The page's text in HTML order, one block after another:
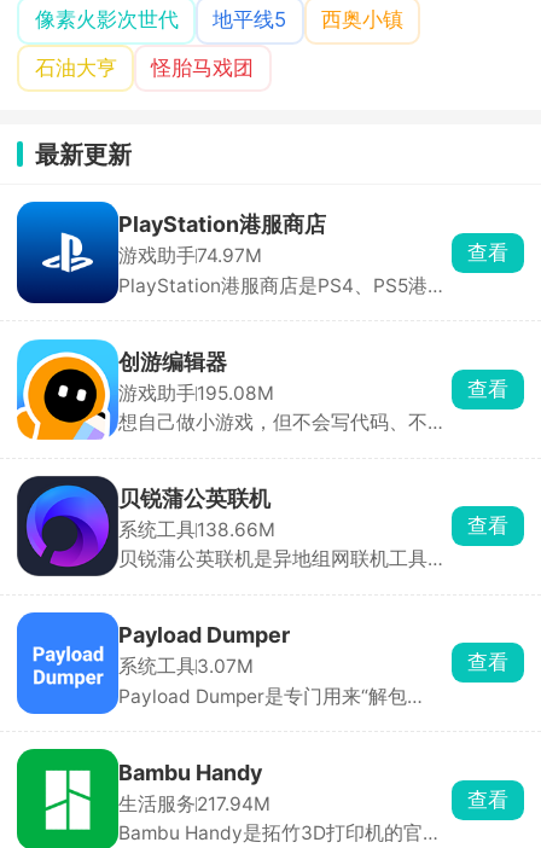
像素火影次世代 地平线5
西奥小镇
石油大亨
怪胎马戏团
最新更新
PlayStation港服商店
游戏助手74.97M
PlayStation港服商店是PS4、PS5港服
装，主机硬盘满了也能在手机上删旧游
戏腾空间，不用挨个在主机操作整理。
港服经常有大折扣、限时喜加一、PS
会员免费游戏，APP 会直接弹窗提醒，
查看
创游编辑器
游戏助手195.08M
想自己做小游戏，但不会写代码、不会
新手照着模板改一改，十几分钟就能做
出一张可玩的关卡。做完作品一键发布
到社区，全网玩家都能玩你做的游戏，
还能刷别人做的小游戏玩。除了做游
查看
贝锐蒲公英联机
系统工具138.66M
贝锐蒲公英联机是异地组网联机工具，
的游戏，所有人都装上这个APP，房主
直接选游戏开房间，把房间号发给朋
友，对方输入房间号加入组网，俩人就
跟一个房间连一个WiFi一样，进游戏局
设备，功能很实在。
查看
Payload Dumper
系统工具3.07M
Payload Dumper是专门用来“解包
boot.img、system.img、vendor.img
等独立镜像文件，方便刷机、Root、救
砖或做 ROM 对比。自带文件选择器 +
进度条，无需敲命令。摆脱电脑与命令
查看
Bambu Handy
生活服务217.94M
Bambu Handy是拓竹3D打印机的官方
查看